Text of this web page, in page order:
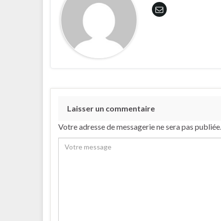
Laisser un commentaire
Votre adresse de messagerie ne sera pas publiée.